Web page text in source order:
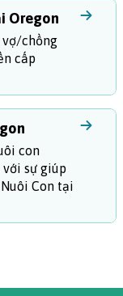
Oregon
chồng
cấp
con
sự giúp
Con tại